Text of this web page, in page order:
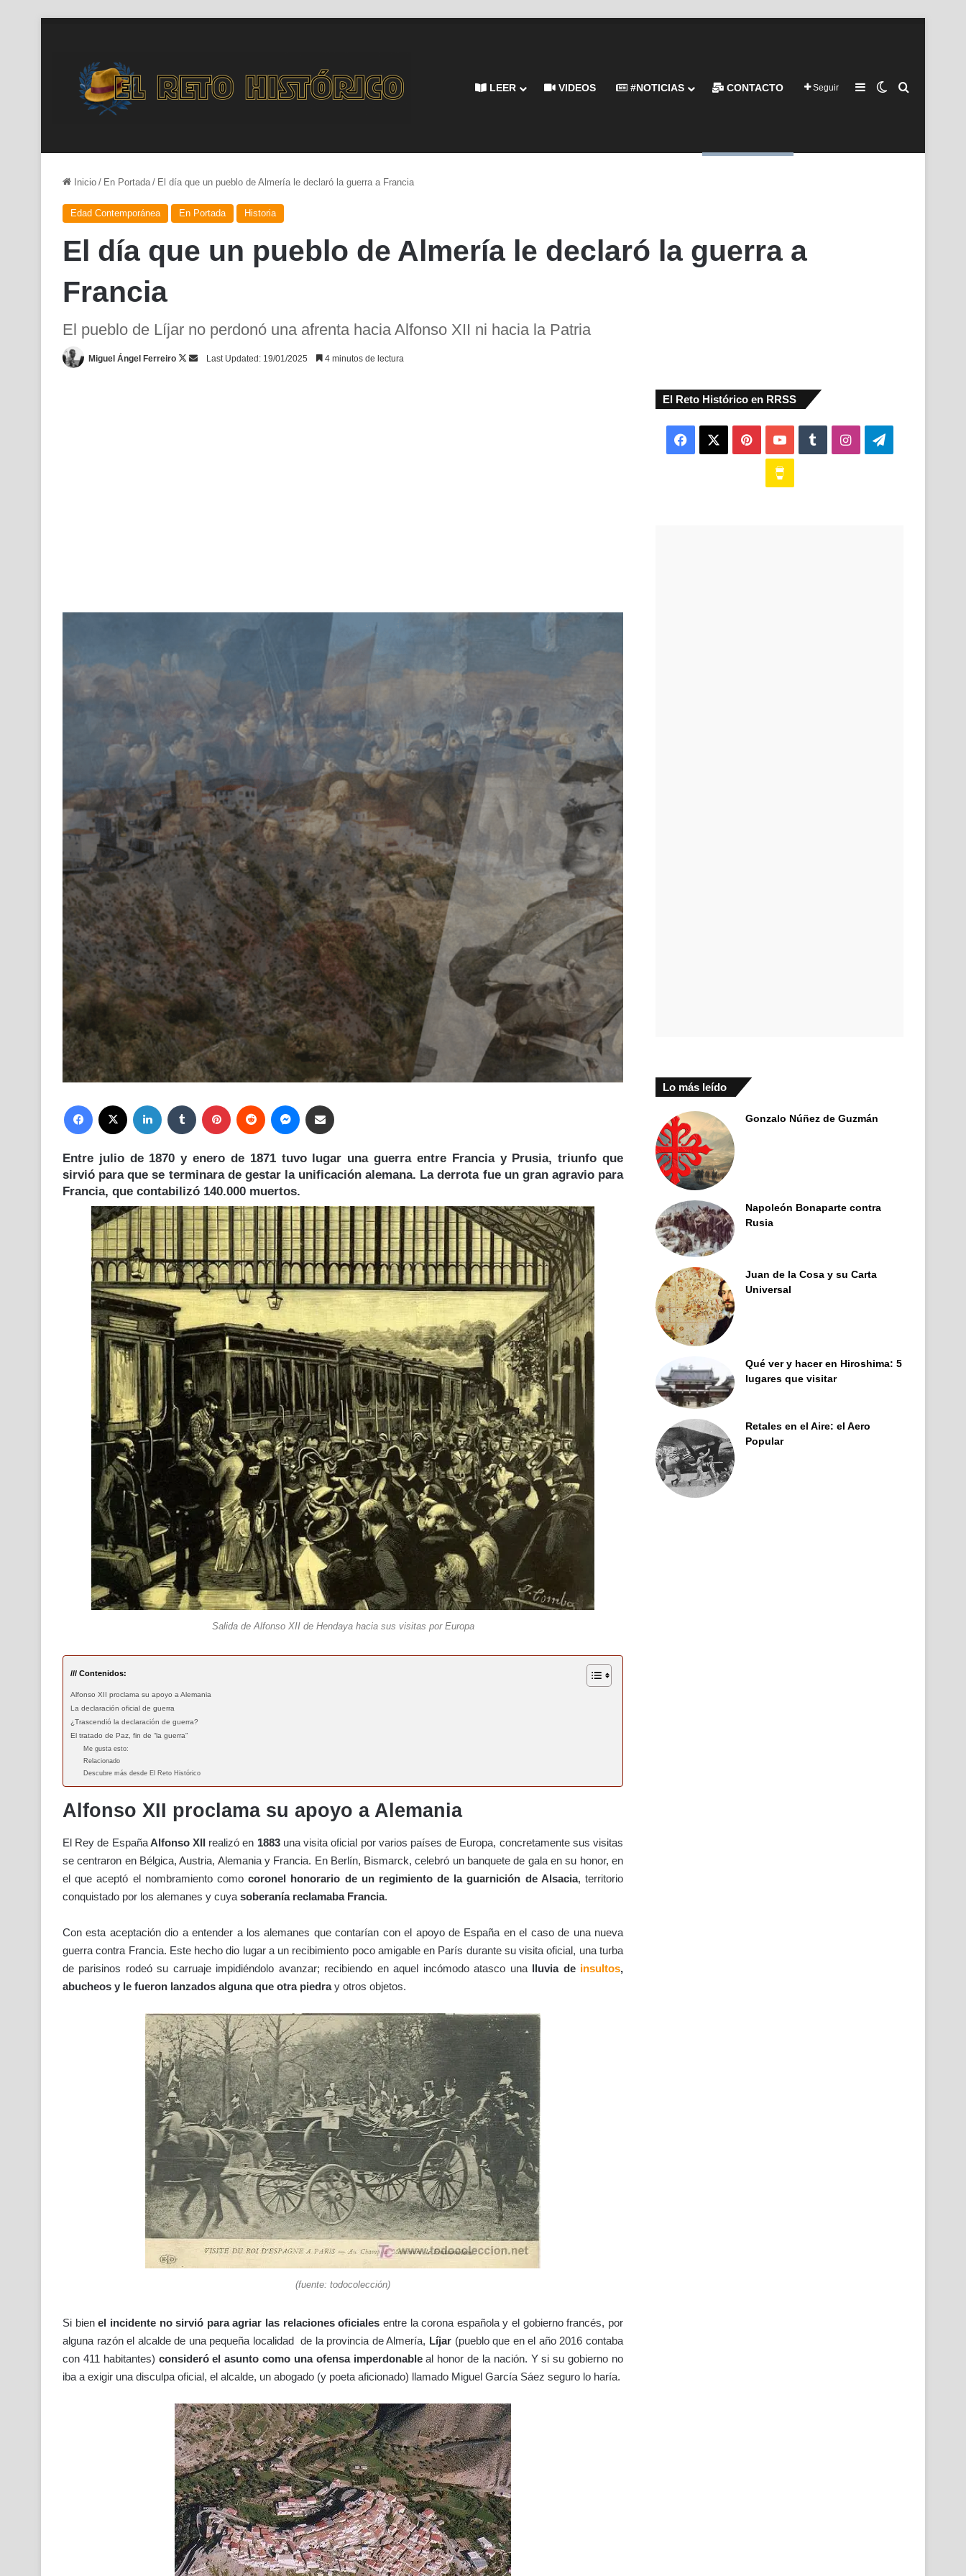
LEER VIDEOS #NOTICIAS CONTACTO Seguir Barra lateral
Switch skin
Inicio / En Portada / El día que un pueblo de Almería le declaró la guerra a Francia
Edad Contemporánea En Portada Historia
El día que un pueblo de Almería le declaró la guerra a
Francia
El pueblo de Líjar no perdonó una afrenta hacia Alfonso XII ni hacia la Patria
Miguel Ángel Ferreiro
Follow
SendLast Updated: 19/01/2025 4 minutos de lectura
Facebook LinkedIn Tumblr Pinterest Reddit Messenger
Entre julio de 1870 y enero de 1871 tuvo lugar una guerra entre Francia y Prusia, triunfo que
sirvió para que se terminara de gestar la unificación alemana. La derrota fue un gran agravio para
Francia, que contabilizó 140.000 muertos.
Salida de Alfonso XII de Hendaya hacia sus visitas por Europa
/// Contenidos:
Alfonso XII proclama su apoyo a Alemania
La declaración oficial de guerra
¿Trascendió la declaración de guerra?
El tratado de Paz, fin de “la guerra”
Me gusta esto:
Relacionado
Descubre más desde El Reto Histórico
Alfonso XII proclama su apoyo a Alemania
El Rey de EspañaAlfonso XII realizó en 1883una visita oficial por varios países de Europa, concretamente sus visitas
se centraron en Bélgica, Austria, Alemania y Francia. En Berlín, Bismarck, celebró un banquete de gala en su honor, en
el que aceptó el nombramiento comocoronel honorario de un regimiento de la guarnición de Alsacia, territorio
conquistado por los alemanes y cuyasoberanía reclamaba Francia.
Con esta aceptación dio a entender a los alemanes que contarían con el apoyo de España en el caso de una nueva
guerra contra Francia. Este hecho dio lugar a un recibimiento poco amigable en París durante su visita oficial, una turba
de parisinos rodeó su carruaje impidiéndolo avanzar; recibiendo en aquel incómodo atasco una lluvia de insultos,
abucheos y le fueron lanzados alguna que otra piedray otros objetos.
(fuente: todocolección)
Si bienel incidente no sirvió para agriar las relaciones oficiales entre la corona española y el gobierno francés, por
alguna razón el alcalde de una pequeña localidad de la provincia de Almería, Líjar (pueblo que en el año 2016 contaba
con 411 habitantes) consideró el asunto como una ofensa imperdonableal honor de la nación. Y si su gobierno no
iba a exigir una disculpa oficial, el alcalde, un abogado (y poeta aficionado) llamado Miguel García Sáez seguro lo haría.
El Reto Histórico en RRSS
Facebook PinterestYouTubeTumblrInstagramTelegram
Lo más leído
Gonzalo Núñez de Guzmán
Napoleón Bonaparte contra
Rusia
Juan de la Cosa y su Carta
Universal
Qué ver y hacer en Hiroshima: 5
lugares que visitar
Retales en el Aire: el Aero
Popular